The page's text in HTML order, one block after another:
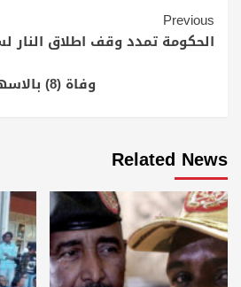
Continue
Reading
Previous
الحكومة تمدد وقف اطلاق النار
وفاة (8) بالاسهال المائي في جبيت
Related News